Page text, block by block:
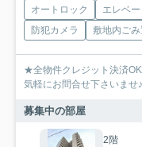
オートロック エレベ
防犯カメラ
敷地内ご
★全物件クレジット決済
気軽にお問合せ下さいま
募集中の部屋
2階